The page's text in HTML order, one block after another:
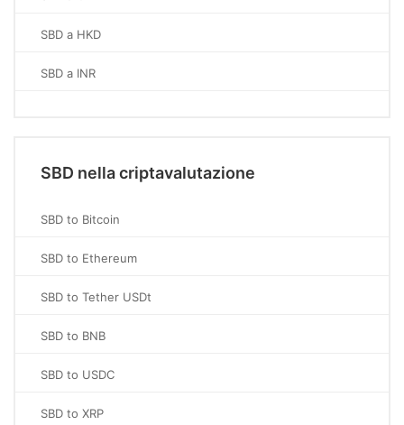
SBD a HKD
SBD a INR
SBD nella criptavalutazione
SBD to Bitcoin
SBD to Ethereum
SBD to Tether USDt
SBD to BNB
SBD to USDC
SBD to XRP